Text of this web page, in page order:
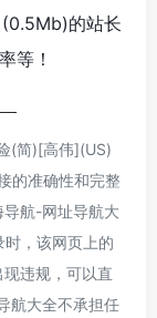
的站长
等！
(简)[高伟](US)
的准确性和完整
航-网址导航大
，该网页上的
违规，可以直
航大全不承担任